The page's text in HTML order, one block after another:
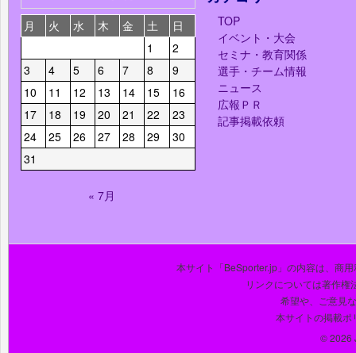
月
火 水 木 金 土
日
1
2
3
4 5 6 7 8
9
10
11 12 13 14 15
16
17
18 19 20 21 22
23
24
25 26 27 28 29
30
31
« 7月
TOP
イベント・大会
セミナ・教育関係
選手・チーム情報
ニュース
広報ＰＲ
記事掲載依頼
本サイト「BeSporter.jp」の内容は、商
リンクについては著作権
希望や、ご意見
本サイトの掲載ポ
© 2026